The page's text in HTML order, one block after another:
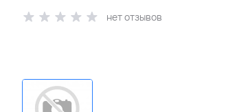
нет отзывов